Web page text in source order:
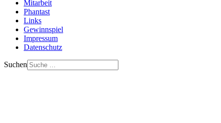
Mitarbeit
Phantast
Links
Gewinnspiel
Impressum
Datenschutz
Suchen